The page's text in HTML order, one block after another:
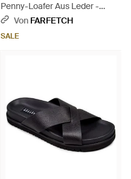
Penny-Loafer Aus Leder -
Braun
Von FARFETCH
SALE